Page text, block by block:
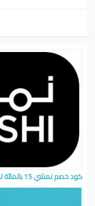
كود خصم نمشي 15 بالمائة لمختلف المنتجات النسائية والتجميلية